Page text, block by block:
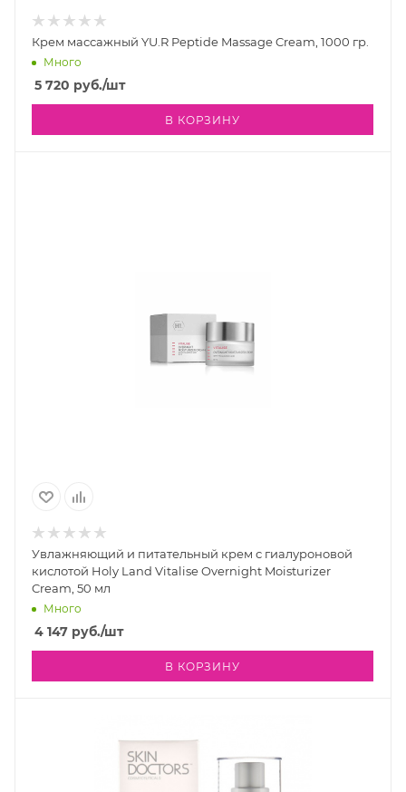
Крем массажный YU.R Peptide Massage Cream, 1000 гр.
Много
5 720 руб./шт
В КОРЗИНУ
Увлажняющий и питательный крем с гиалуроновой
кислотой Holy Land Vitalise Overnight Moisturizer
Cream, 50 мл
Много
4 147 руб./шт
В КОРЗИНУ